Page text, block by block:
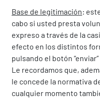
Base de legitimación:
cabo si usted presta
expreso a través de la
efecto en los distintos
pulsando el botón
Le recordamos que,
le concede la normativa
cualquier momento